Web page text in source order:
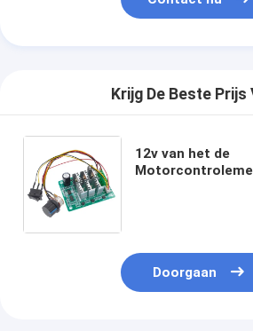
Krijg De Beste Prijs
12v van het de
Doorgaan